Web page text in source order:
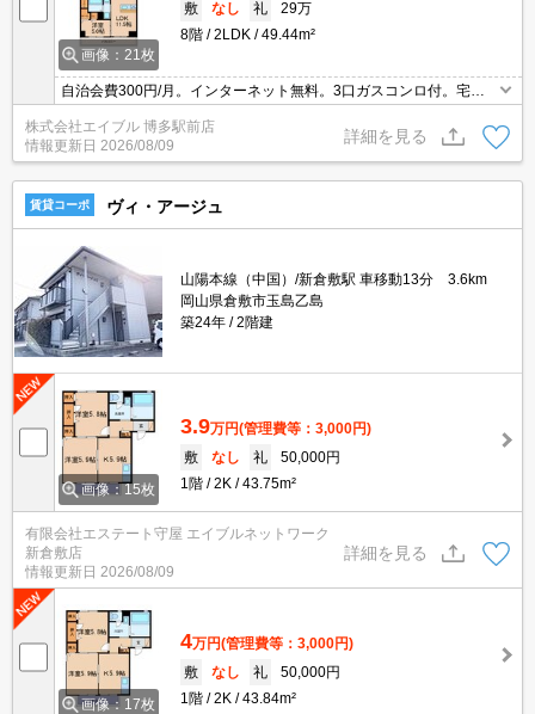
画像：21枚
敷
なし 礼
29万
8階
2LDK 49.44m²
自治会費300円/月。インターネット無料。3口ガスコンロ付。宅配
ボックスあり。オートロック。追い焚き機能付きバス。
株式会社エイブル 博多駅前店
情報更新日 2026/08/09
詳細を見る
賃貸コーポ ヴィ・アージュ
山陽本線（中国）/新倉敷駅 車移動13分 3.6km
岡山県倉敷市玉島乙島
築24年
2階建
画像：15枚
3.9万円(管理費等：3,000円)
敷
なし 礼
50,000円
1階
2K 43.75m²
有限会社エステート守屋 エイブルネットワーク
新倉敷店
情報更新日 2026/08/09
詳細を見る
画像：17枚
4万円(管理費等：3,000円)
敷
なし 礼
50,000円
1階
2K 43.84m²